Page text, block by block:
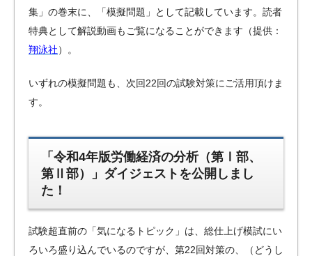
集」の巻末に、「模擬問題」として記載しています。読者
特典として解説動画もご覧になることができます（提供：
翔泳社）。
いずれの模擬問題も、次回22回の試験対策にご活用頂けま
す。
「令和4年版労働経済の分析（第Ⅰ部、
第Ⅱ部）」ダイジェストを公開しまし
た！
試験超直前の「気になるトピック」は、総仕上げ模試にい
ろいろ盛り込んでいるのですが、第22回対策の、（どうし